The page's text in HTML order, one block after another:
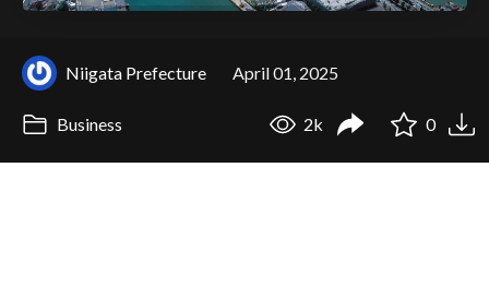
Niigata Prefecture April 01, 2025
Business 2k 0